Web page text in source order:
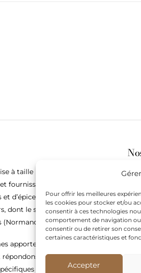
Pour offrir les meilleures
les cookies pour stocker et/ou
consentir à ces technologies
comportement de navigation ou
consentir ou de retirer son
certaines caractéristiques et
Accepter
à taille humaine,
fournisseur de produits
d’épices pour les
dont le siège social est à
(Normandie).
apporteurs d’idées, de
présents pour les
des restaurateurs.